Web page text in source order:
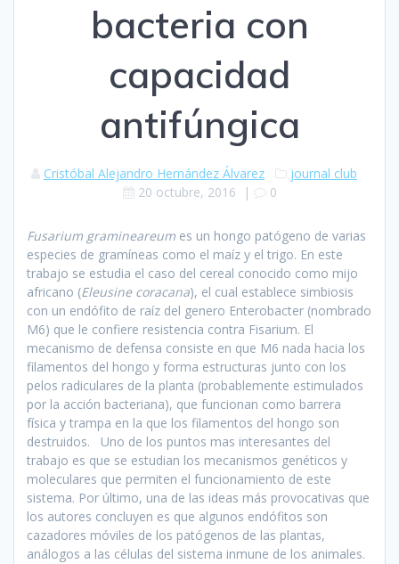
bacteria con
capacidad
antifúngica
Cristóbal Alejandro Hernández Álvarez
journal club
20 octubre, 2016 | 0
Fusarium gramineareum es un hongo patógeno de varias
especies de gramíneas como el maíz y el trigo. En este
trabajo se estudia el caso del cereal conocido como mijo
africano (Eleusine coracana), el cual establece simbiosis
con un endófito de raíz del genero Enterobacter (nombrado
M6) que le confiere resistencia contra Fisarium. El
mecanismo de defensa consiste en que M6 nada hacia los
filamentos del hongo y forma estructuras junto con los
pelos radiculares de la planta (probablemente estimulados
por la acción bacteriana), que funcionan como barrera
física y trampa en la que los filamentos del hongo son
destruidos. Uno de los puntos mas interesantes del
trabajo es que se estudian los mecanismos genéticos y
moleculares que permiten el funcionamiento de este
sistema. Por último, una de las ideas más provocativas que
los autores concluyen es que algunos endófitos son
cazadores móviles de los patógenos de las plantas,
análogos a las células del sistema inmune de los animales.